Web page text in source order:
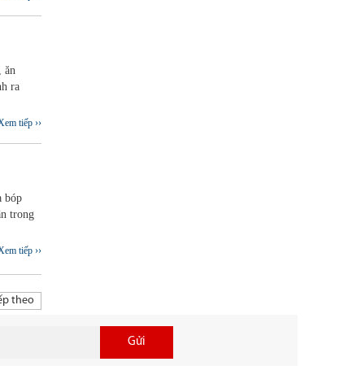
ăn
ra
tiếp ››
bóp
trong
tiếp ››
theo
Gửi